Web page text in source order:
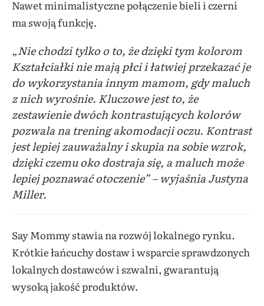
Nawet minimalistyczne połączenie bieli i czerni
ma swoją funkcję.
„Nie chodzi tylko o to, że dzięki tym kolorom
Kształciałki nie mają płci i łatwiej przekazać je
do wykorzystania innym mamom, gdy maluch
z nich wyrośnie. Kluczowe jest to, że
zestawienie dwóch kontrastujących kolorów
pozwala na trening akomodacji oczu. Kontrast
jest lepiej zauważalny i skupia na sobie wzrok,
dzięki czemu oko dostraja się, a maluch może
lepiej poznawać otoczenie”– wyjaśnia Justyna
Miller.
Say Mommy stawia na rozwój lokalnego rynku.
Krótkie łańcuchy dostaw i wsparcie sprawdzonych
lokalnych dostawców i szwalni, gwarantują
wysoką jakość produktów.